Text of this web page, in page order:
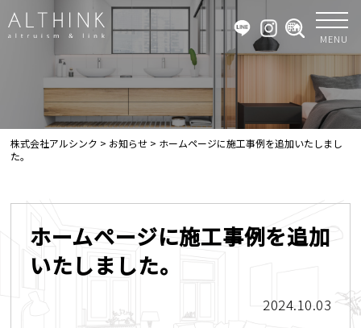
MENU
株式会社アルシンク > お知らせ > ホームページに施工事例を追加いたしまし
た。
ホームページに施工事例を追加
いたしました。
2024.10.03